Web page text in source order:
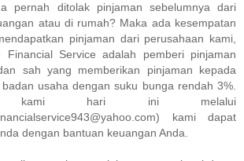
pernah ditolak pinjaman sebelumnya dari
atau di rumah? Maka ada kesempatan
pinjaman dari perusahaan kami,
Financial Service adalah pemberi pinjaman
sah yang memberikan pinjaman kepada
usaha dengan suku bunga rendah 3%.
kami hari ini melalui
kami dapat
dengan bantuan keuangan Anda.